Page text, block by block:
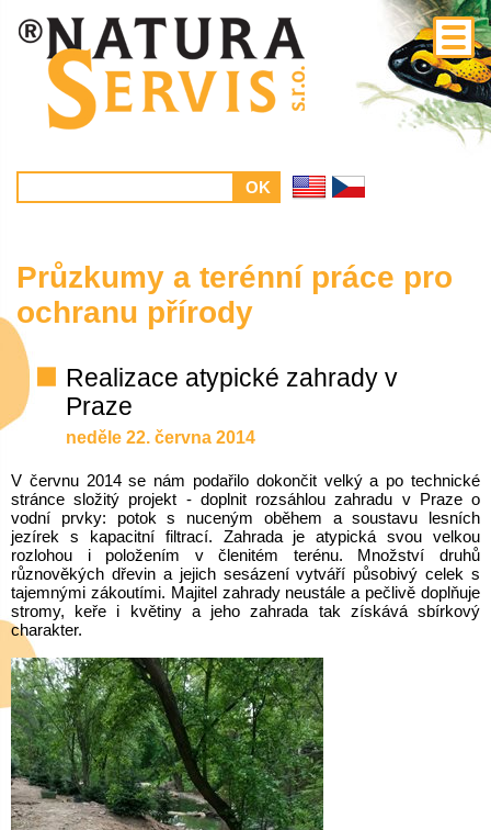
Průzkumy a terénní práce pro
ochranu přírody
Realizace atypické zahrady v
Praze
neděle 22. června 2014
V červnu 2014 se nám podařilo dokončit velký a po technické
stránce složitý projekt - doplnit rozsáhlou zahradu v Praze o
vodní prvky: potok s nuceným oběhem a soustavu lesních
jezírek s kapacitní filtrací. Zahrada je atypická svou velkou
rozlohou i položením v členitém terénu. Množství druhů
různověkých dřevin a jejich sesázení vytváří působivý celek s
tajemnými zákoutími. Majitel zahrady neustále a pečlivě doplňuje
stromy, keře i květiny a jeho zahrada tak získává sbírkový
charakter.